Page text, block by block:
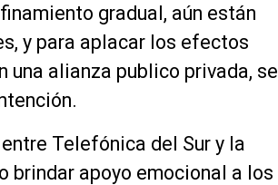
gradual, aún están
y para aplacar los efectos
una alianza publico privada, se
Telefónica del Sur y la
brindar apoyo emocional a los